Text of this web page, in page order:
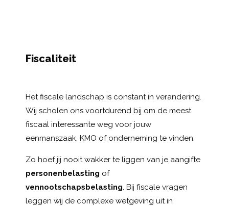
Fiscaliteit
Het fiscale landschap is constant in verandering.
Wij scholen ons voortdurend bij om de meest
fiscaal interessante weg voor jouw
eenmanszaak, KMO of onderneming te vinden.
Zo hoef jij nooit wakker te liggen van je aangifte
personenbelasting of
vennootschapsbelasting. Bij fiscale vragen
leggen wij de complexe wetgeving uit in